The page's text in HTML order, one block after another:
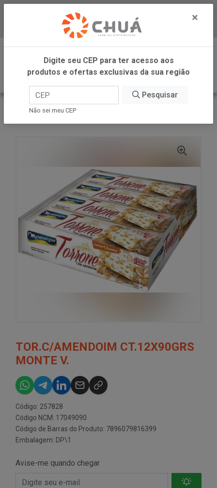
Baixe já nosso APP
0
INÍCIO
MONTEVERGINE
TOR.C/AMENDOIM CT.12X90GRS
MONTE V.
Código: 257828
Código NCM: 17049090
Código de Barras do Produto: 7896079816399
Embalagem: DP\1
Avise-me quando chegar
×
Digite seu CEP para ter acesso aos
produtos e ofertas exclusivas da sua região
Pesquisar
Não sei meu CEP